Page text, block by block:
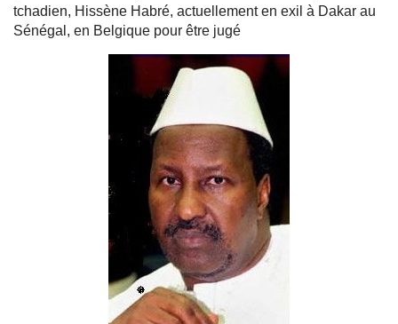
tchadien, Hissène Habré, actuellement en exil à Dakar au
Sénégal, en Belgique pour être jugé